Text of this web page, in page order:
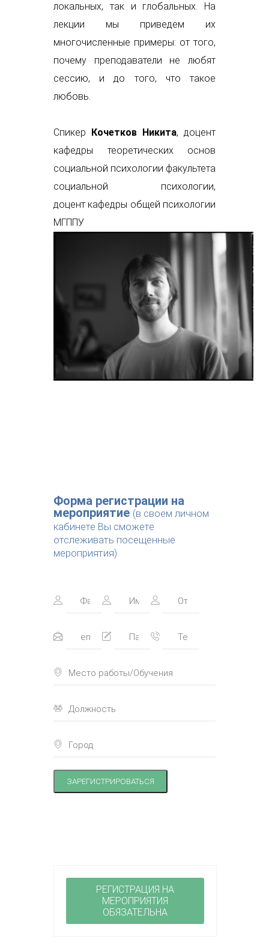
локальных, так и глобальных. На
лекции мы приведем их
многочисленные примеры: от того,
почему преподаватели не любят
сессию, и до того, что такое
любовь.
Спикер Кочетков Никита, доцент
кафедры теоретических основ
социальной психологии факультета
социальной психологии,
доцент кафедры общей психологии
МГППУ
Форма регистрации на
мероприятие (в своем личном
кабинете Вы сможете
отслеживать посещенные
мероприятия)
ЗАРЕГИСТРИРОВАТЬСЯ
РЕГИСТРАЦИЯ НА
МЕРОПРИЯТИЯ
ОБЯЗАТЕЛЬНА